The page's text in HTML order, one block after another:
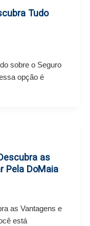
Tudo
sobre o Seguro
opção é
as
Pela DoMaia
as Vantagens e
está